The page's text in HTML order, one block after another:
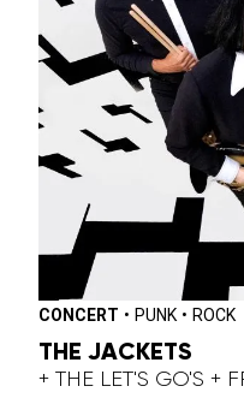
CONCERT • PUNK • ROCK
THE JACKETS
+ THE LET'S GO'S +